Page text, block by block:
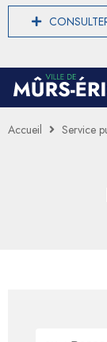
Accueil Service